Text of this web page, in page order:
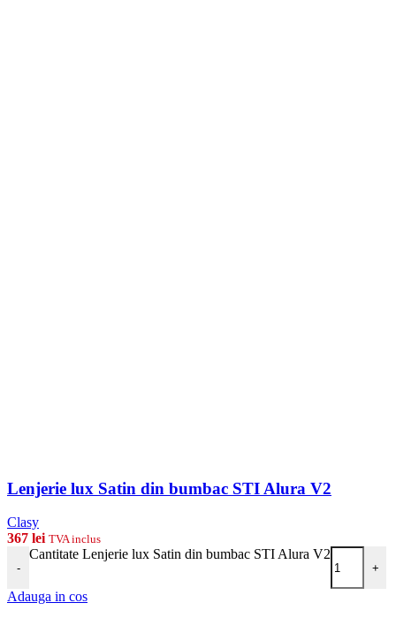
Lenjerie lux Satin din bumbac STI Alura V2
Clasy
367 lei TVA inclus
-
Cantitate Lenjerie lux Satin din bumbac STI Alura V2
+
Adauga in cos